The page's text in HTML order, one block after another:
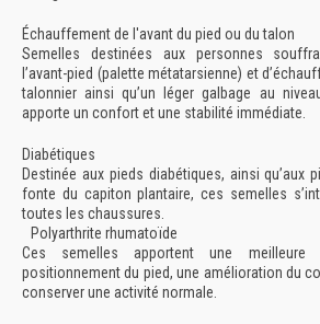
Échauffement de l'avant du pied ou du talon
Semelles destinées aux personnes
l’avant-pied (palette métatarsienne) et
talonnier ainsi qu’un léger galbage au
apporte un confort et une stabilité immédiate.
Diabétiques
Destinée aux pieds diabétiques, ainsi qu’aux
fonte du capiton plantaire, ces semelles
toutes les chaussures.
Polyarthrite rhumatoïde
Ces semelles apportent une meilleure
positionnement du pied, une amélioration du
conserver une activité normale.